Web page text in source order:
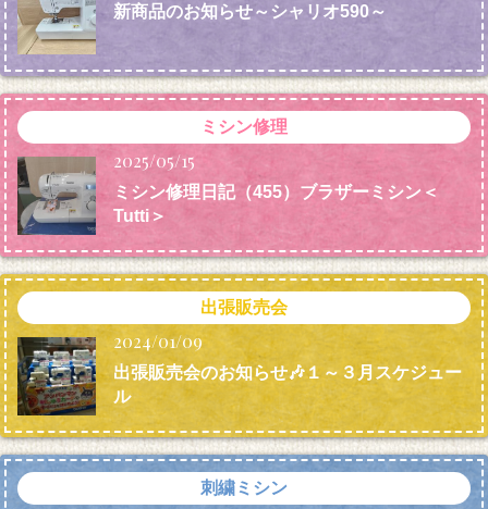
新商品のお知らせ～シャリオ590～
ミシン修理
2025/05/15
ミシン修理日記（455）ブラザーミシン＜
Tutti＞
出張販売会
2024/01/09
出張販売会のお知らせ🎶１～３月スケジュー
ル
刺繍ミシン